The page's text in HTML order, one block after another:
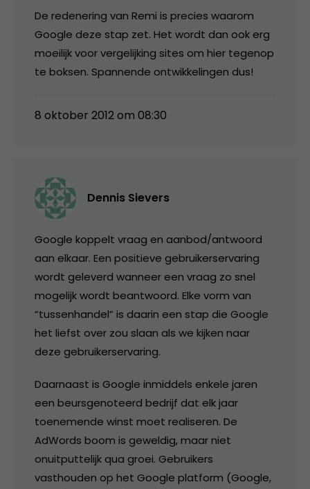
De redenering van Remi is precies waarom
Google deze stap zet. Het wordt dan ook erg
moeilijk voor vergelijking sites om hier tegenop
te boksen. Spannende ontwikkelingen dus!
8 oktober 2012 om 08:30
Dennis Sievers
Google koppelt vraag en aanbod/antwoord
aan elkaar. Een positieve gebruikerservaring
wordt geleverd wanneer een vraag zo snel
mogelijk wordt beantwoord. Elke vorm van
“tussenhandel” is daarin een stap die Google
het liefst over zou slaan als we kijken naar
deze gebruikerservaring.
Daarnaast is Google inmiddels enkele jaren
een beursgenoteerd bedrijf dat elk jaar
toenemende winst moet realiseren. De
AdWords boom is geweldig, maar niet
onuitputtelijk qua groei. Gebruikers
vasthouden op het Google platform (Google,